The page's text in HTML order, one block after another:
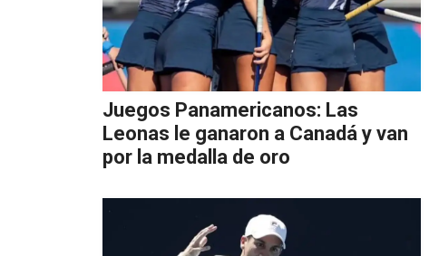
Juegos Panamericanos: Las
Leonas le ganaron a Canadá y van
por la medalla de oro